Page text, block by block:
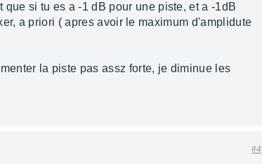
si tu es a -1 dB pour une piste, et a -1dB
a priori ( apres avoir le maximum d'amplidute
la piste pas assz forte, je diminue les
#4